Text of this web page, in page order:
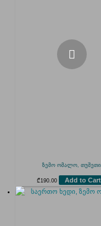
ზემო ომალო, თუშეთი
₾190.00 Add to Cart